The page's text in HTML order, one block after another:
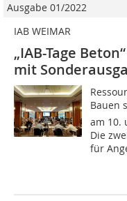
Ausgabe 01/2022
IAB WEIMAR
„IAB-Tage
mit
Bauen
am 10.
Die
für